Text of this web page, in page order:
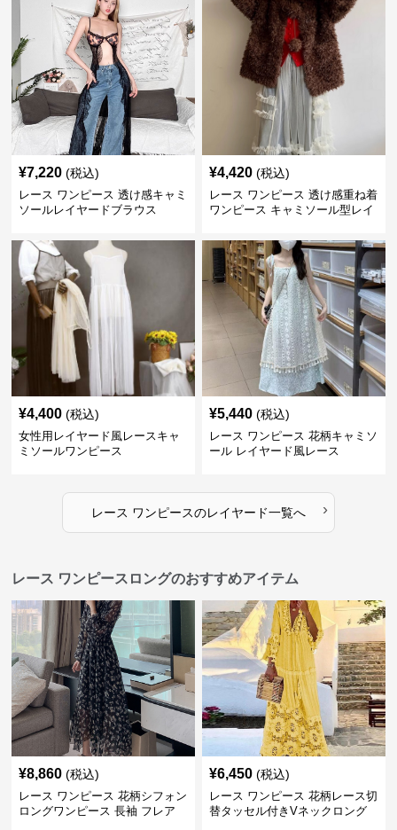
¥7,220 (税込)
レース ワンピース 透け感キャミ
ソールレイヤードブラウス
¥4,420 (税込)
レース ワンピース 透け感重ね着
ワンピース キャミソール型レイ
¥4,400 (税込)
女性用レイヤード風レースキャ
ミソールワンピース
¥5,440 (税込)
レース ワンピース 花柄キャミソ
ール レイヤード風レース
レース ワンピースのレイヤード一覧へ ›
レース ワンピースロングのおすすめアイテム
¥8,860 (税込)
レース ワンピース 花柄シフォン
ロングワンピース 長袖 フレア
¥6,450 (税込)
レース ワンピース 花柄レース切
替タッセル付きVネックロング